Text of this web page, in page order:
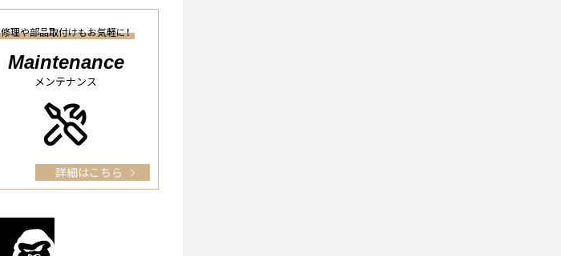
修理や部品取付けもお気軽に！
Maintenance
メンテナンス
詳細はこちら